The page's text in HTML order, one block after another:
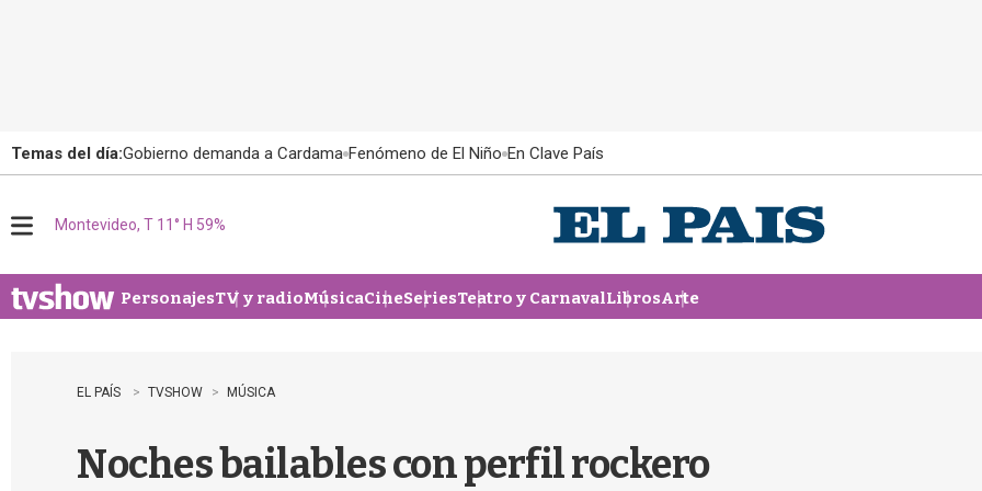
Temas del día:Gobierno demanda a Cardama Fenómeno de El Niño En Clave País
u
Montevideo, T 11° H 59%
PersonajesTV y radioMúsicaCineSeriesTeatro y CarnavalLibrosArte
EL PAÍS TVSHOW MÚSICA
Noches bailables con perfil rockero